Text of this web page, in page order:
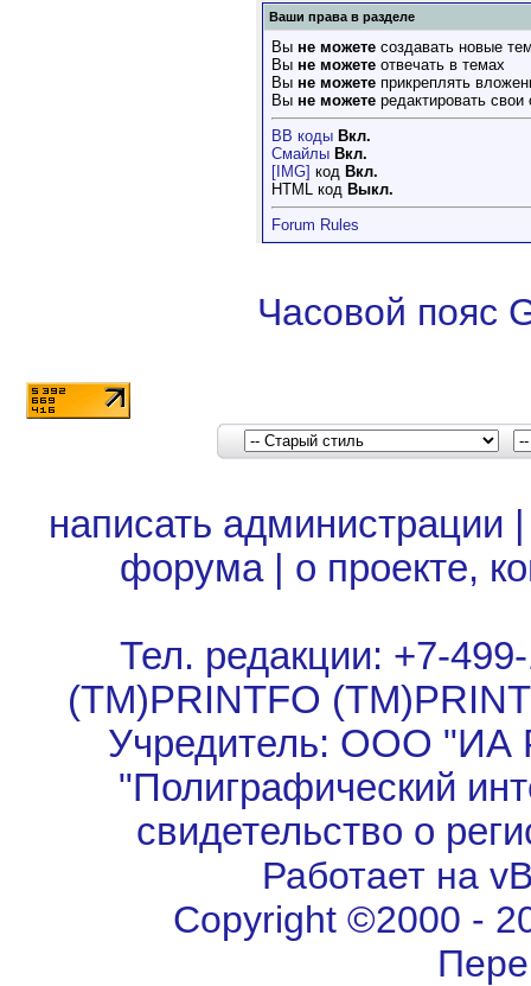
Ваши права в разделе
Вы не можете создавать новые
Вы не можете отвечать в темах
Вы не можете прикреплять
Вы не можете редактировать
BB коды Вкл.
Смайлы Вкл.
[IMG] код Вкл.
HTML код Выкл.
Forum Rules
Часовой пояс
написать администрации
форума| о проекте,
Тел. редакции: +7-
(TM)PRINTFO
Учредитель: ООО "ИА
"Полиграфический
свидетельство о
Работает на
Copyright ©2000 -